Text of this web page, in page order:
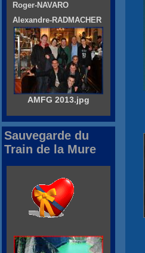
Roger-NAVARO
Alexandre-RADMACHER
AMFG 2013.jpg
Sauvegarde du
Train de la Mure